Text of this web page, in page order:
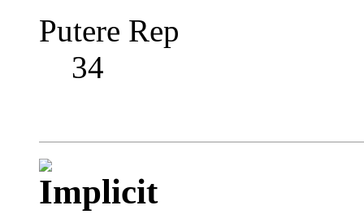
Putere Rep
34